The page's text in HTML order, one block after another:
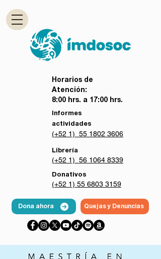
Horarios de
Atención:
8:00 hrs. a 17:00 hrs.
Informes
actividades
(+52 1) 55 1802 3606
Librería
(+52 1) 56 1064 8339
Donativos
(+52 1) 55 6803 3159
Dona ahora Quejas y Denuncias